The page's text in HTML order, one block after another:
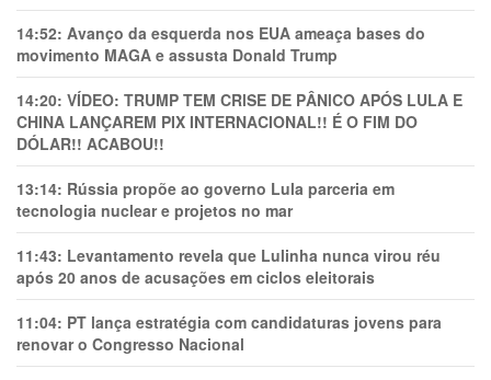
14:52: Avanço da esquerda nos EUA ameaça bases do
movimento MAGA e assusta Donald Trump
14:20: VÍDEO: TRUMP TEM CRlSE DE PÂNlCO APÓS LULA E
CHINA LANÇAREM PIX INTERNACIONAL!! É O FIM DO
DÓLAR!! ACABOU!!
13:14: Rússia propõe ao governo Lula parceria em
tecnologia nuclear e projetos no mar
11:43: Levantamento revela que Lulinha nunca virou réu
após 20 anos de acusações em ciclos eleitorais
11:04: PT lança estratégia com candidaturas jovens para
renovar o Congresso Nacional